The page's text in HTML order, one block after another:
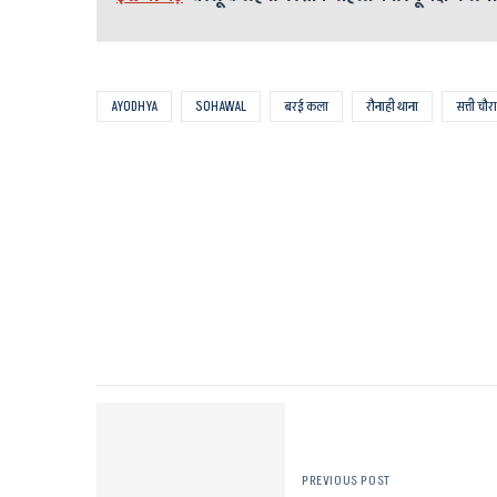
AYODHYA SOHAWAL बरई कला रौनाही थाना सत्ती
PREVIOUS POST